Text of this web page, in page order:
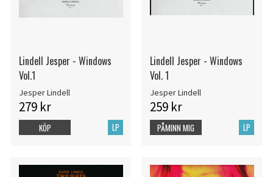
Lindell Jesper - Windows
Vol.1
Jesper Lindell
279 kr
LP
KÖP
Lindell Jesper - Windows
Vol. 1
Jesper Lindell
259 kr
LP
PÅMINN MIG